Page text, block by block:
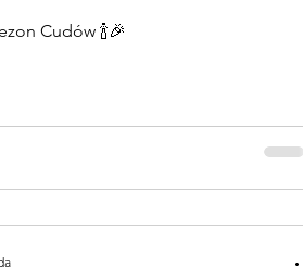
e Cria)
Cudów 🍾🎉